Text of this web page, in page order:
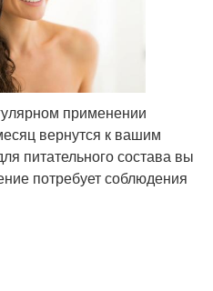
применении
вернутся к вашим
питательного состава вы
потребует соблюдения